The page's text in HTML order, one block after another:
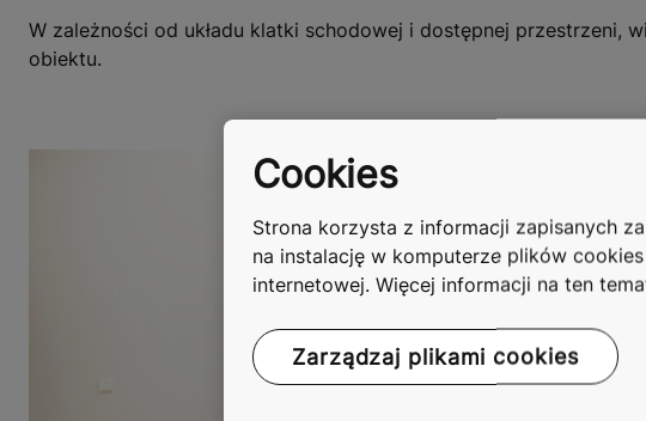
W zależności od układu klatki schodowej i dostępnej przestrzeni,
obiektu.
Cookies
Strona korzysta z informacji zapisanych
na instalację w komputerze plików
internetowej. Więcej informacji na ten
Zarządzaj plikami cookies